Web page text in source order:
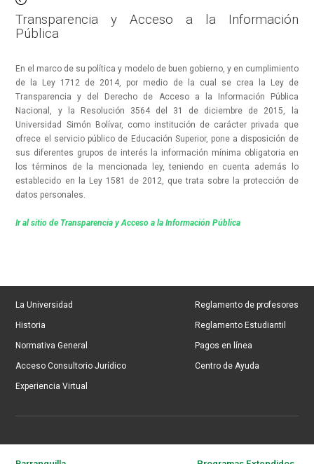
Transparencia y Acceso a la Información
Pública
En el marco de su política y modelo de buen gobierno, y en cumplimiento
de la Ley 1712 de 2014, por medio de la cual se crea la Ley de
Transparencia y del Derecho de Acceso a la Información Pública
Nacional, y la Resolución 3564 del 31 de diciembre de 2015, la
Universidad Simón Bolívar, como institución de carácter privada que
ofrece el servicio público de Educación Superior, pone a disposición de
sus diferentes grupos de interés la información mínima obligatoria en
los términos de la mencionada ley, teniendo en cuenta además lo
establecido en la Ley 1581 de 2012, que trata sobre la protección de
datos personales.
Ir al sitio de Transparencia y Acceso a la Información Pública
La Universidad
Historia
Normativa General
Acceso Consultorio Jurídico
Experiencia Virtual
Reglamento de profesores
Reglamento Estudiantil
Pagos en línea
Centro de Ayuda